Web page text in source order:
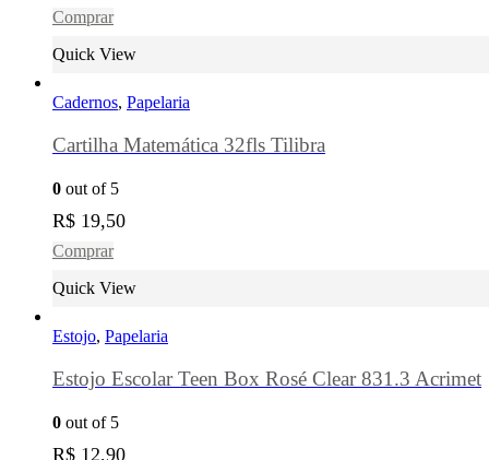
Comprar
Quick View
Cadernos, Papelaria
Cartilha Matemática 32fls Tilibra
0 out of 5
R$ 19,50
Comprar
Quick View
Estojo, Papelaria
Estojo Escolar Teen Box Rosé Clear 831.3 Acrimet
0 out of 5
R$ 12,90